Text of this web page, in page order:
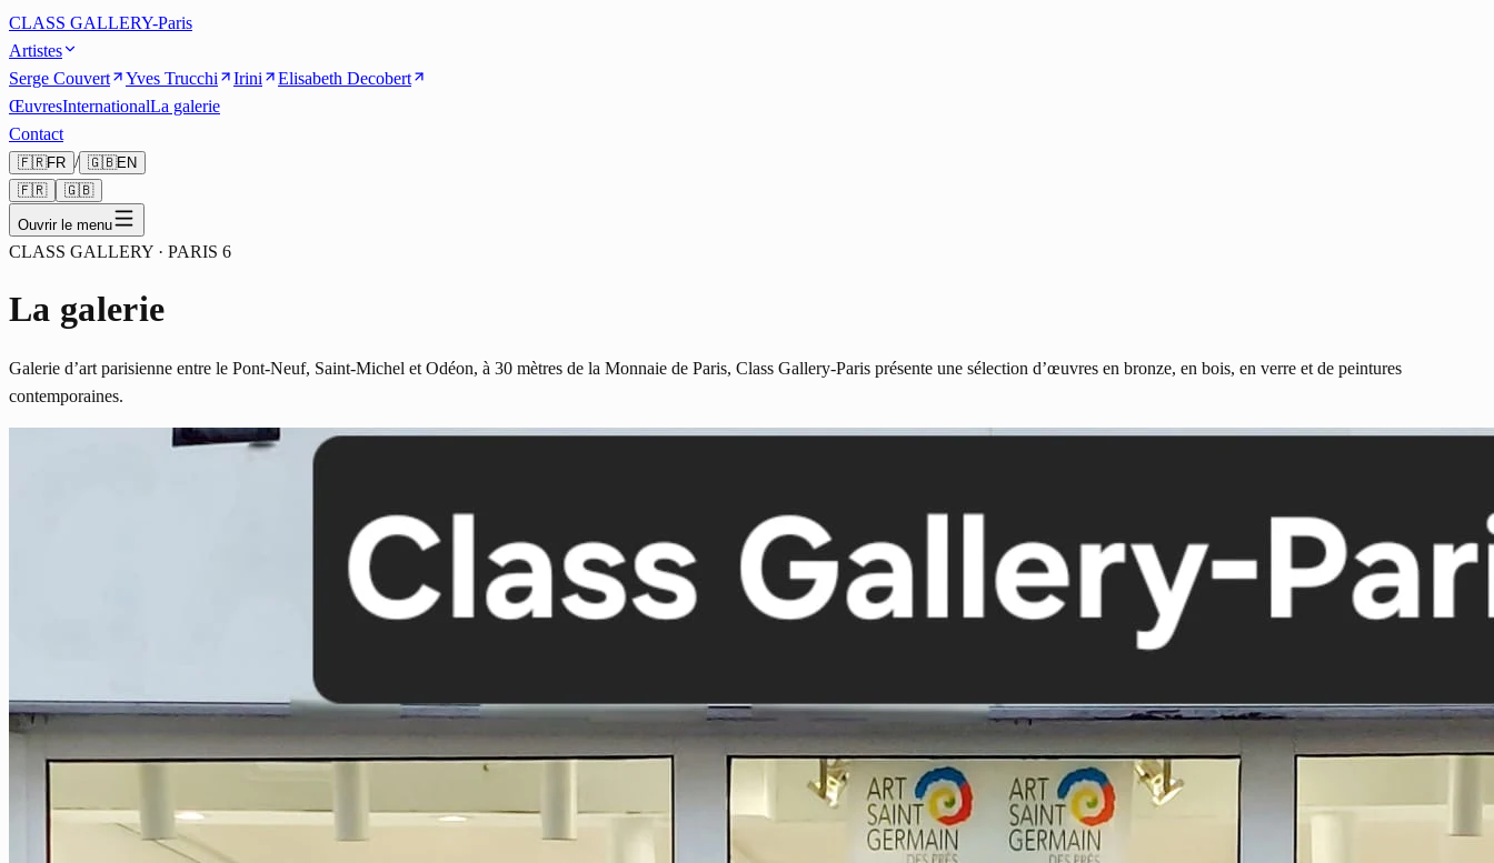
CLASS GALLERY-Paris
Artistes
Serge Couvert
Yves Trucchi Irini
Elisabeth Decobert
ŒuvresInternationalLa galerie
Contact
🇫🇷FR / 🇬🇧EN
🇫🇷
🇬🇧
Ouvrir le menu
CLASS GALLERY · PARIS 6
La galerie
Galerie d’art parisienne entre le Pont-Neuf, Saint-Michel et Odéon, à 30 mètres de la Monnaie de Paris, Class Gallery-Paris présente une sélection d’œuvres en bronze, en bois, en verre et de peintures
contemporaines.